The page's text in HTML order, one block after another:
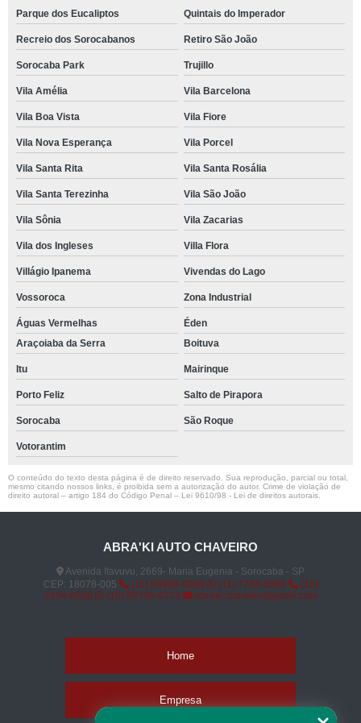
Parque dos Eucaliptos Quintais do Imperador
Recreio dos Sorocabanos Retiro São João
Sorocaba Park Trujillo
Vila Amélia Vila Barcelona
Vila Boa Vista Vila Fiore
Vila Nova Esperança Vila Porcel
Vila Santa Rita Vila Santa Rosália
Vila Santa Terezinha Vila São João
Vila Sônia Vila Zacarias
Vila dos Ingleses Villa Flora
Villágio Ipanema Vivendas do Lago
Vossoroca Zona Industrial
Águas Vermelhas
Éden
Araçoiaba da Serra
Boituva
Itu Mairinque
Porto Feliz Salto de Pirapora
Sorocaba São Roque
Votorantim
O conteúdo do texto desta página é de direito reservado. Sua reprodução, parcial ou total,
mesmo citando nossos links, é proibida sem a autorização do autor. Crime de violação de
direito autoral – artigo 184 do Código Penal – Lei 9610/98 - Lei de direitos autorais
ABRA'KI AUTO CHAVEIRO
Avenida Itavuvu, 2669- Maria Eugenia - Sorocaba - SP
CEP: 18078-005
(11) 99999-9999 (11) 7788-8888
(15)
2104-8520
(15) 99796-9373 abraki.chaveiro@gmail.com
Home
Empresa